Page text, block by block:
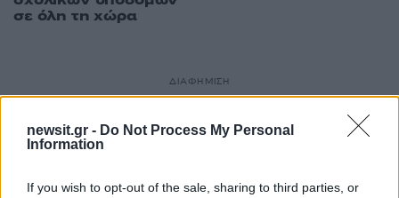
newsit.gr - Do Not Process My Personal
Information
If you wish to opt-out of the sale, sharing to third parties, or
σε όλη τη χώρα
ΔΙΑΦΗΜΙΣΗ